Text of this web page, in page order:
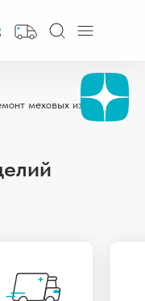
меховых изделий